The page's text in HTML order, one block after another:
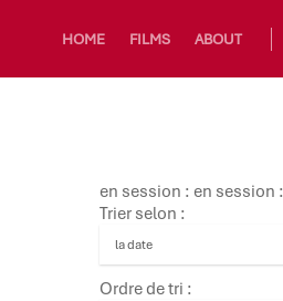
HOME FILMS ABOUT
en session : en session :
Trier selon :
Ordre de tri :